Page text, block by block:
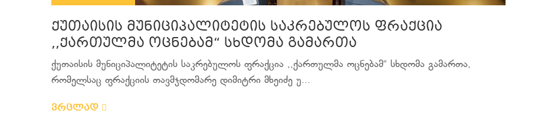
ქუთაისის მუნიციპალიტეტის საკრებულოს ფრაქცია
,,ქართულმა ოცნებამ“ სხდომა გამართა
ქუთაისის მუნიციპალიტეტის საკრებულოს ფრაქცია ,,ქართულმა ოცნებამ“ სხდომა გამართა,
რომელსაც ფრაქციის თავმჯდომარე დიმიტრი მხეიძე უ...
ვრცლად